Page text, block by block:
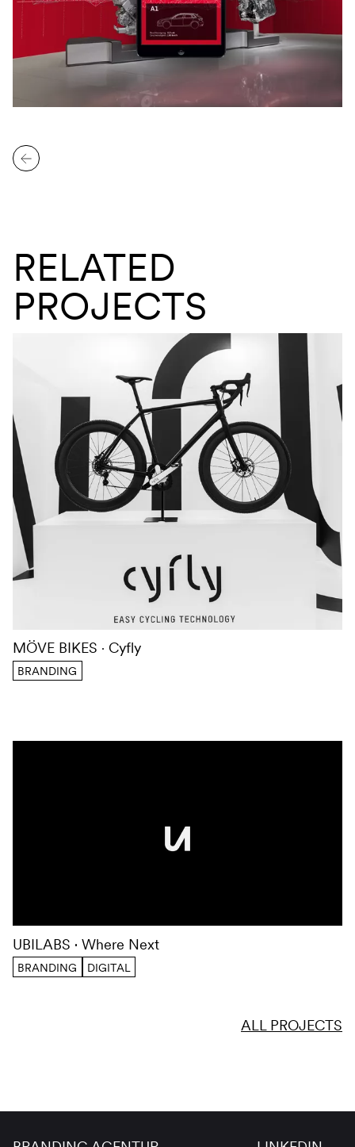
RELATED
PROJECTS
MÖVE BIKES Cyfly
BRANDING
UBILABS Where Next
BRANDING DIGITAL
ALL PROJECTS